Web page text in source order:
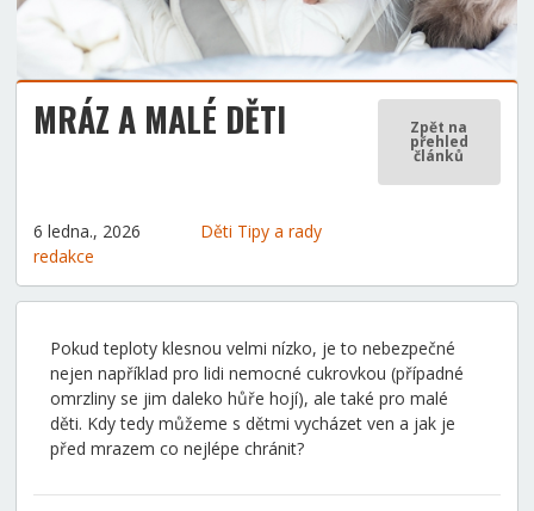
MRÁZ A MALÉ DĚTI Zpět na
přehled
článků
6 ledna., 2026
redakce
Děti Tipy a rady
Pokud teploty klesnou velmi nízko, je to nebezpečné
nejen například pro lidi nemocné cukrovkou (případné
omrzliny se jim daleko hůře hojí), ale také pro malé
děti. Kdy tedy můžeme s dětmi vycházet ven a jak je
před mrazem co nejlépe chránit?